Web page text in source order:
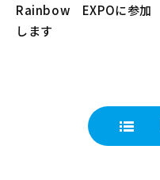
Rainbow EXPOに参加
します